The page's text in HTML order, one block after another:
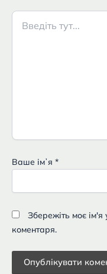
Введіть
тут...
Ваше імʼя *
Збережіть моє
коментаря.